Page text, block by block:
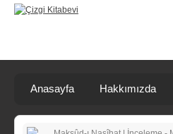
Anasayfa Hakkımızda